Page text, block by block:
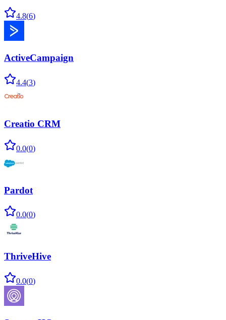
4.8(6)
ActiveCampaign
4.4(3)
Creatio CRM
0.0(0)
Pardot
0.0(0)
ThriveHive
0.0(0)